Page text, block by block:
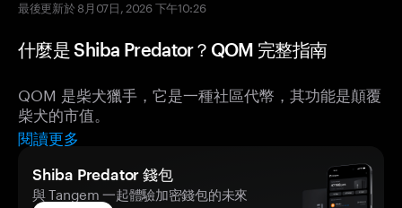
最後更新於 8月07日, 2026 下午10:26
什麼是 Shiba Predator？QOM 完整指南
QOM 是柴犬獵手，它是一種社區代幣，其功能是顛覆
柴犬的市值。
閱讀更多
Shiba Predator 錢包
與 Tangem 一起體驗加密錢包的未來